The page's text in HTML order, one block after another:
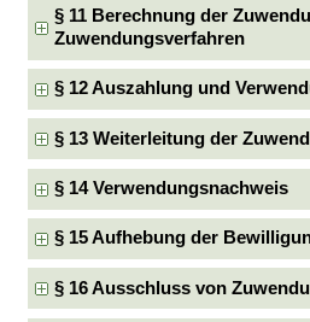
§ 11 Berechnung der
Zuwendungsverfahren
§ 12 Auszahlung und
§ 13 Weiterleitung der
§ 14 Verwendungsnachweis
§ 15 Aufhebung der
§ 16 Ausschluss von